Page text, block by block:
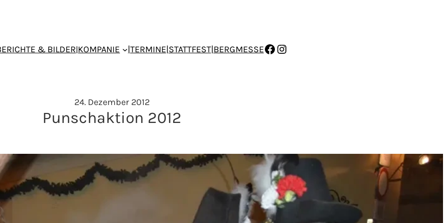
& BILDER|KOMPANIE |TERMINE|STATTFEST|BERGMESSEFACEBOOK
INSTAGRAM
24. Dezember 2012
Punschaktion 2012